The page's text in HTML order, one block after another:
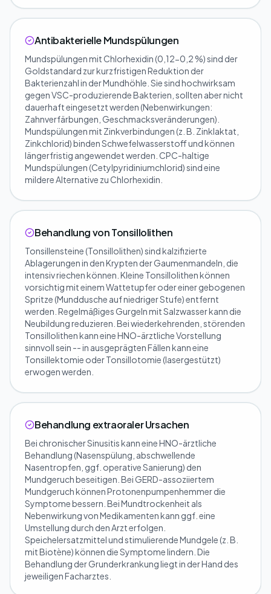
Antibakterielle Mundspülungen
Mundspülungen mit Chlorhexidin (0,12-0,2 %) sind der
Goldstandard zur kurzfristigen Reduktion der
Bakterienzahl in der Mundhöhle. Sie sind hochwirksam
gegen VSC-produzierende Bakterien, sollten aber nicht
dauerhaft eingesetzt werden (Nebenwirkungen:
Zahnverfärbungen, Geschmacksveränderungen).
Mundspülungen mit Zinkverbindungen (z. B. Zinklaktat,
Zinkchlorid) binden Schwefelwasserstoff und können
längerfristig angewendet werden. CPC-haltige
Mundspülungen (Cetylpyridiniumchlorid) sind eine
mildere Alternative zu Chlorhexidin.
Behandlung von Tonsillolithen
Tonsillensteine (Tonsillolithen) sind kalzifizierte
Ablagerungen in den Krypten der Gaumenmandeln, die
intensiv riechen können. Kleine Tonsillolithen können
vorsichtig mit einem Wattetupfer oder einer gebogenen
Spritze (Munddusche auf niedriger Stufe) entfernt
werden. Regelmäßiges Gurgeln mit Salzwasser kann die
Neubildung reduzieren. Bei wiederkehrenden, störenden
Tonsillolithen kann eine HNO-ärztliche Vorstellung
sinnvoll sein -- in ausgeprägten Fällen kann eine
Tonsillektomie oder Tonsillotomie (lasergestützt)
erwogen werden.
Behandlung extraoraler Ursachen
Bei chronischer Sinusitis kann eine HNO-ärztliche
Behandlung (Nasenspülung, abschwellende
Nasentropfen, ggf. operative Sanierung) den
Mundgeruch beseitigen. Bei GERD-assoziiertem
Mundgeruch können Protonenpumpenhemmer die
Symptome bessern. Bei Mundtrockenheit als
Nebenwirkung von Medikamenten kann ggf. eine
Umstellung durch den Arzt erfolgen.
Speichelersatzmittel und stimulierende Mundgele (z. B.
mit Biotène) können die Symptome lindern. Die
Behandlung der Grunderkrankung liegt in der Hand des
jeweiligen Facharztes.